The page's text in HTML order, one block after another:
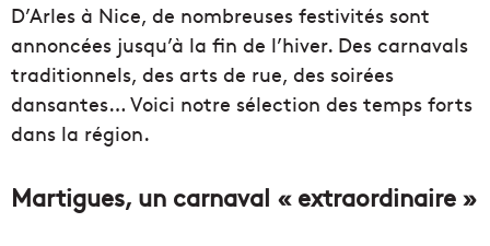
D’Arles à Nice, de nombreuses festivités sont
annoncées jusqu’à la fin de l’hiver. Des carnavals
traditionnels, des arts de rue, des soirées
dansantes… Voici notre sélection des temps forts
dans la région.
Martigues, un carnaval « extraordinaire »